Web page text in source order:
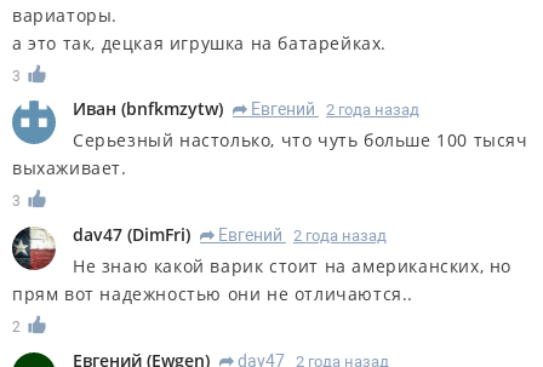
вариаторы.
а это так, децкая игрушка на батарейках.
3
Иван (bnfkmzytw) R Евгений 2 года назад
Серьезный настолько, что чуть больше 100 тысяч
выхаживает.
3
dav47 (DimFri) R Евгений 2 года назад
Не знаю какой варик стоит на американских, но
прям вот надежностью они не отличаются..
2
Евгений (Ewgen) R dav47 2 года назад